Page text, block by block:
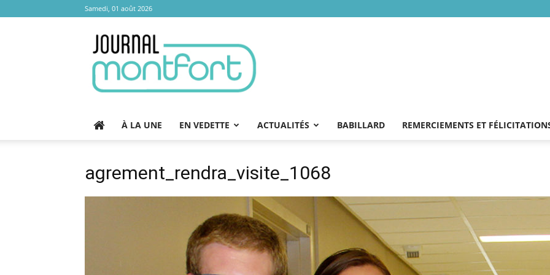
Samedi, 01 août 2026
Montfort
À LA UNE EN VEDETTE ACTUALITÉS BABILLARD REMERCIEMENTS ET
agrement_rendra_visite_1068